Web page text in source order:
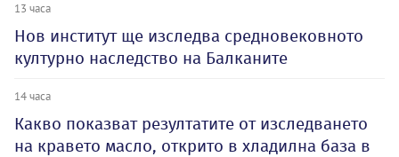
13 часа
Нов институт ще изследва средновековното
културно наследство на Балканите
14 часа
Какво показват резултатите от изследването
на кравето масло, открито в хладилна база в